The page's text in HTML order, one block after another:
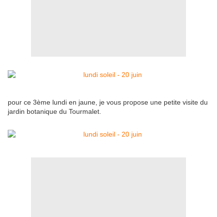
pour ce 3ème lundi en jaune, je vous propose une petite visite du
jardin botanique du Tourmalet.